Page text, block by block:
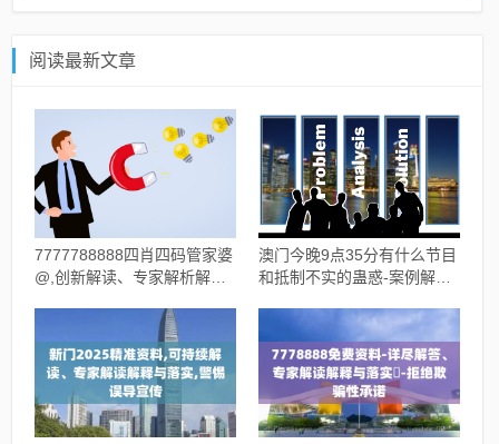
阅读最新文章
7777788888四肖四码管家婆
@,创新解读、专家解析解释
澳门今晚9点35分有什么节目
和抵制不实的蛊惑-案例解